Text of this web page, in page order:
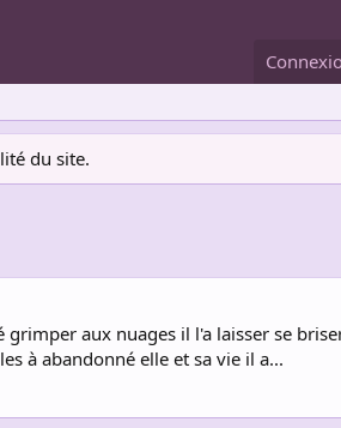
du site.
aux nuages il l'a laisser se
à abandonné elle et sa vie il a...